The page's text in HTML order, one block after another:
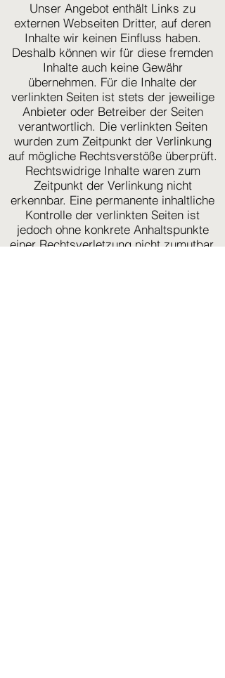
Unser Angebot enthält Links zu
externen Webseiten Dritter, auf deren
Inhalte wir keinen Einfluss haben.
Deshalb können wir für diese fremden
Inhalte auch keine Gewähr
übernehmen. Für die Inhalte der
verlinkten Seiten ist stets der jeweilige
Anbieter oder Betreiber der Seiten
verantwortlich. Die verlinkten Seiten
wurden zum Zeitpunkt der Verlinkung
auf mögliche Rechtsverstöße überprüft.
Rechtswidrige Inhalte waren zum
Zeitpunkt der Verlinkung nicht
erkennbar. Eine permanente inhaltliche
Kontrolle der verlinkten Seiten ist
jedoch ohne konkrete Anhaltspunkte
einer Rechtsverletzung nicht zumutbar.